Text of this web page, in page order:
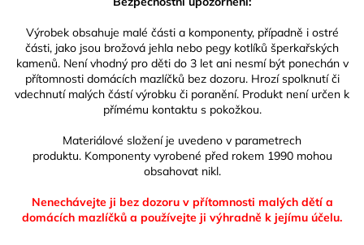
Výrobek obsahuje malé části a komponenty, případně i ostré
části, jako jsou brožová jehla nebo pegy kotlíků šperkařských
kamenů. Není vhodný pro děti do 3 let ani nesmí být ponechán v
přítomnosti domácích mazlíčků bez dozoru. Hrozí spolknutí či
vdechnutí malých částí výrobku či poranění. Produkt není určen k
přímému kontaktu s pokožkou.
Materiálové složení je uvedeno v parametrech
produktu. Komponenty vyrobené před rokem 1990 mohou
obsahovat nikl.
Nenechávejte ji bez dozoru v přítomnosti malých dětí a
domácích mazlíčků a používejte ji výhradně k jejímu účelu.